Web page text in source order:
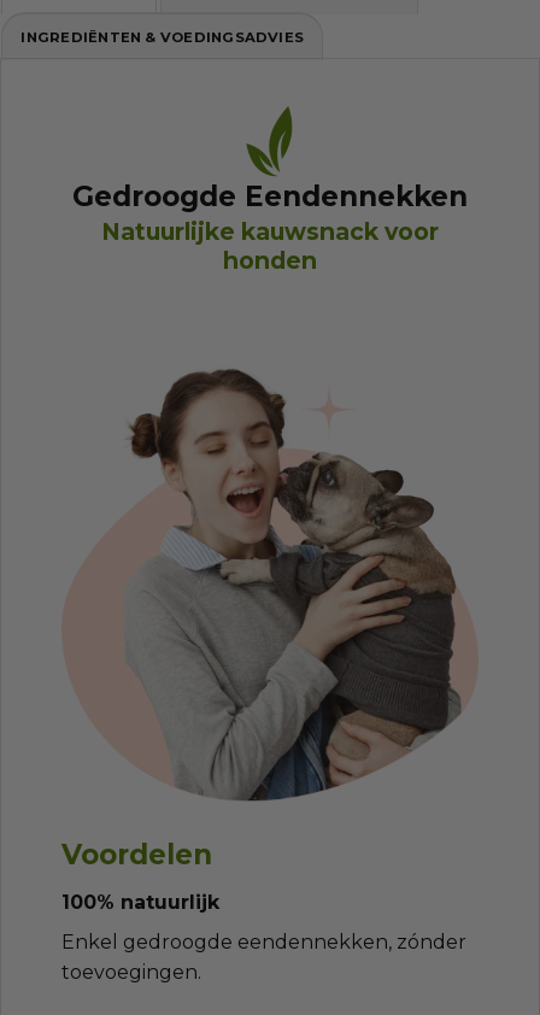
INGREDIËNTEN & VOEDINGSADVIES
Gedroogde Eendennekken
Natuurlijke kauwsnack voor
honden
Voordelen
100% natuurlijk
Enkel gedroogde eendennekken, zónder
toevoegingen.